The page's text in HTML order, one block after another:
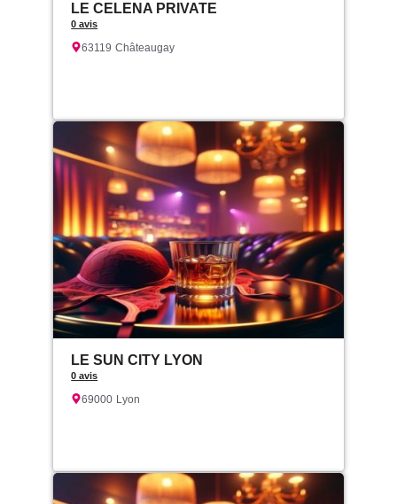
LE CELENA PRIVATE
0 avis
63119 Châteaugay
LE SUN CITY LYON
0 avis
69000 Lyon